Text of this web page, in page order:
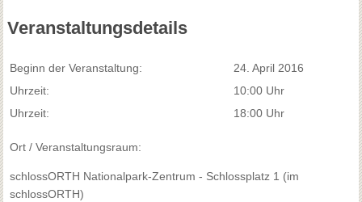
Veranstaltungsdetails
Beginn der Veranstaltung:
24. April 2016
Uhrzeit:
10:00 Uhr
Uhrzeit:
18:00 Uhr
Ort / Veranstaltungsraum:
schlossORTH Nationalpark-Zentrum - Schlossplatz 1 (im
schlossORTH)